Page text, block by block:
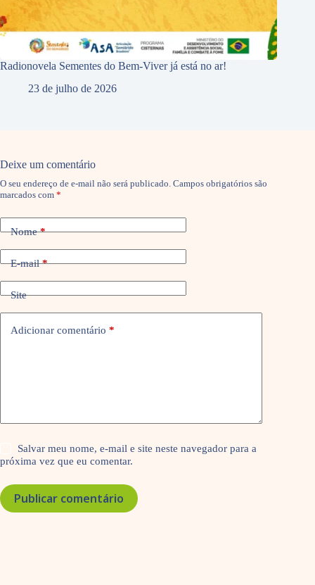
Radionovela Sementes do Bem-Viver já está no ar!
23 de julho de 2026
Deixe um comentário
O seu endereço de e-mail não será publicado. Campos obrigatórios são
marcados com *
Nome*
E-mail*
Site
Adicionar comentário *
Salvar meu nome, e-mail e site neste navegador para a
próxima vez que eu comentar.
Publicar comentário